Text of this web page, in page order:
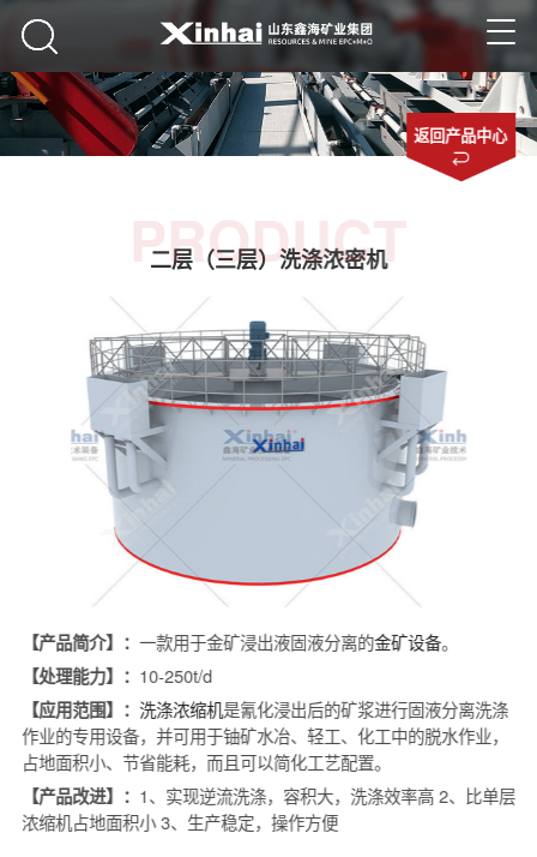
返回产品中心
PRODUCT
二层（三层）洗涤浓密机
【产品简介】： 一款用于金矿浸出液固液分离的金矿设备。
【处理能力】： 10-250t/d
【应用范围】： 洗涤浓缩机是氰化浸出后的矿浆进行固液分离洗涤
作业的专用设备，并可用于铀矿水冶、轻工、化工中的脱水作业，
占地面积小、节省能耗，而且可以简化工艺配置。
【产品改进】： 1、实现逆流洗涤，容积大，洗涤效率高 2、比单层
浓缩机占地面积小 3、生产稳定，操作方便